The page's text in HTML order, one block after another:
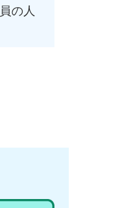
の人